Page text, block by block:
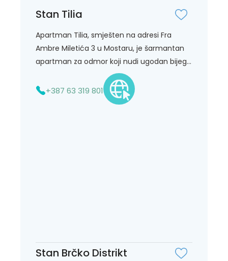
Stan Tilia
Apartman Tilia, smješten na adresi Fra
Ambre Miletića 3 u Mostaru, je šarmantan
apartman za odmor koji nudi ugodan bijeg...
+387 63 319 801
Stan Brčko Distrikt